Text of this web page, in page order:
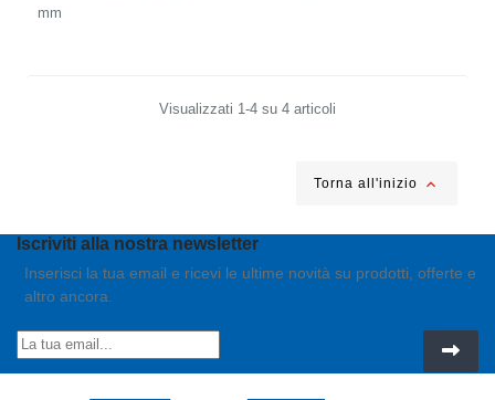
mm
Visualizzati 1-4 su 4 articoli
Torna all'inizio 
Iscriviti alla nostra newsletter
Inserisci la tua email e ricevi le ultime novità su prodotti, offerte e
altro ancora.